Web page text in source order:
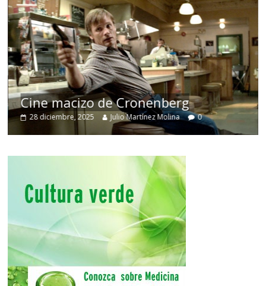
Cine macizo de Cronenberg
28 diciembre, 2025 Julio Martínez Molina 0